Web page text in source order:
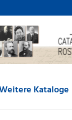
Kataloge